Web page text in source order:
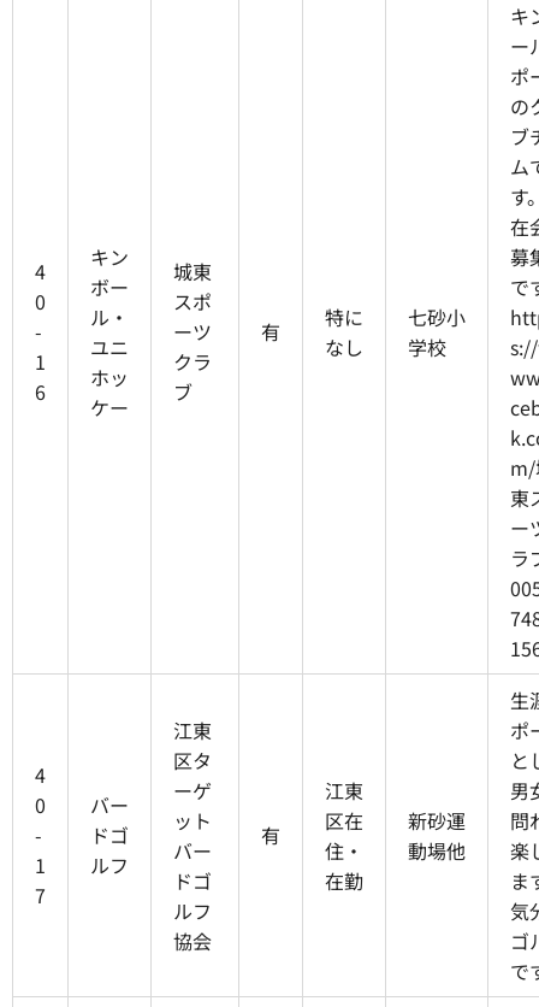
4
0
-
1
6
キン
ボー
ル・
ユニ
ホッ
ケー
城東
スポ
ーツ
クラ
ブ
有
特に
なし
七砂小
学校
キ
ー
ポ
の
ブ
ム
す
在
募
で
東
ー
ラ
4
0
-
1
7
バー
ドゴ
ルフ
江東
区タ
ーゲ
ット
バー
ドゴ
ルフ
協会
有
江東
区在
住・
在勤
新砂運
動場他
生
ポ
と
男
問
楽
ま
気
ゴ
で